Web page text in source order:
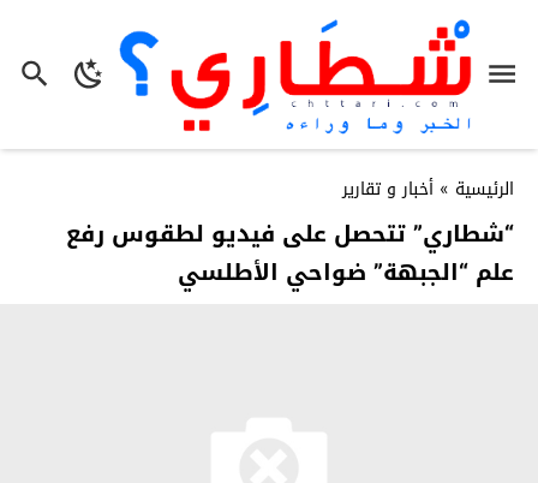
الرئيسية » أخبار و تقارير
“شطاري” تتحصل على فيديو لطقوس رفع
علم “الجبهة” ضواحي الأطلسي